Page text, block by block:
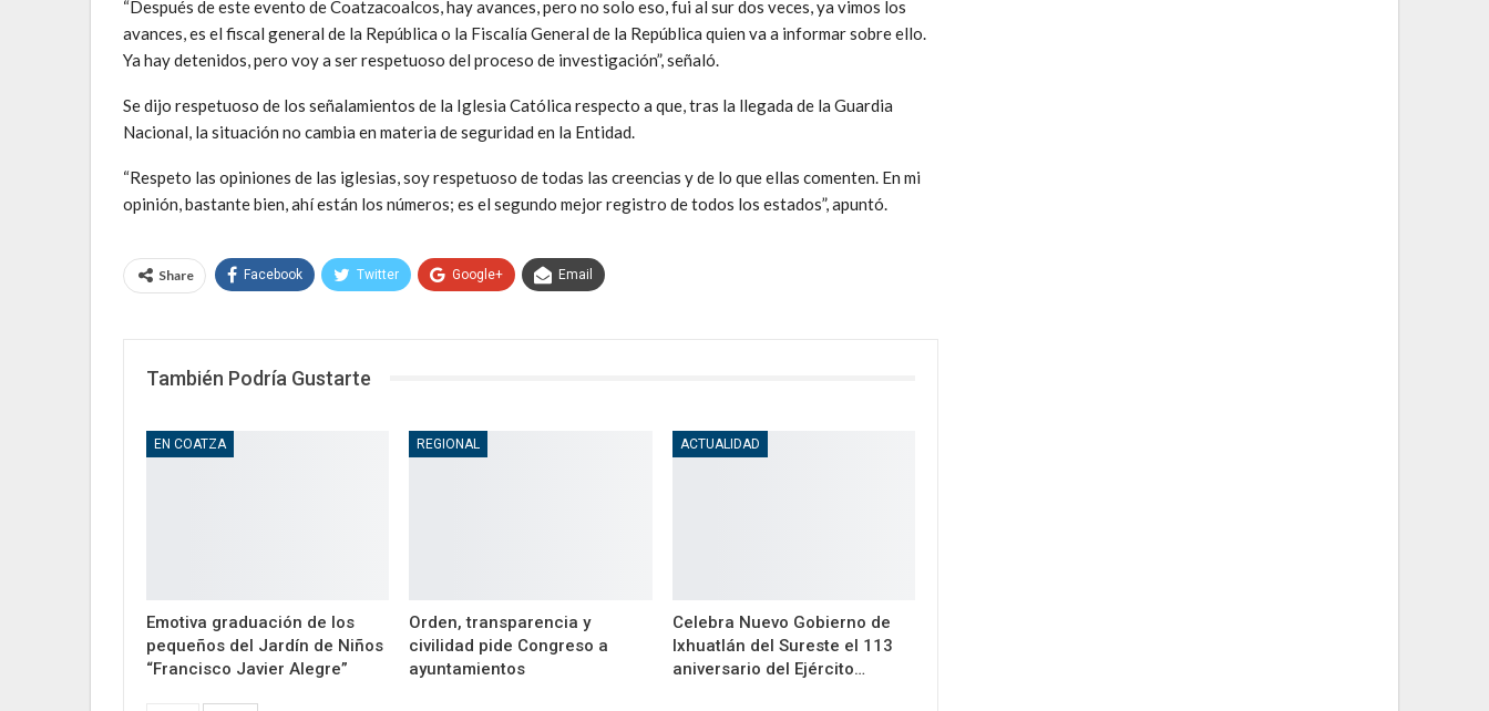
“Después de este evento de Coatzacoalcos, hay avances, pero no solo eso, fui al sur dos veces, ya vimos los
avances, es el fiscal general de la República o la Fiscalía General de la República quien va a informar sobre ello.
Ya hay detenidos, pero voy a ser respetuoso del proceso de investigación”, señaló.
Se dijo respetuoso de los señalamientos de la Iglesia Católica respecto a que, tras la llegada de la Guardia
Nacional, la situación no cambia en materia de seguridad en la Entidad.
“Respeto las opiniones de las iglesias, soy respetuoso de todas las creencias y de lo que ellas comenten. En mi
opinión, bastante bien, ahí están los números; es el segundo mejor registro de todos los estados”, apuntó.
Share Facebook Twitter Google+ Email
También Podría Gustarte
EN COATZA
Emotiva graduación de los
pequeños del Jardín de Niños
“Francisco Javier Alegre”
REGIONAL
Orden, transparencia y
civilidad pide Congreso a
ayuntamientos
ACTUALIDAD
Celebra Nuevo Gobierno de
Ixhuatlán del Sureste el 113
aniversario del Ejército…